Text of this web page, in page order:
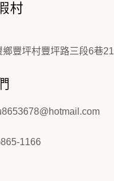
村
鄉豐坪村豐坪路三段6巷
1166